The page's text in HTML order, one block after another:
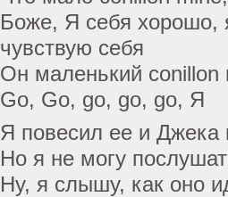
Боже, Я себя хорошо,
чувствую себя
Он маленький conillon
Go, Go, go, go, go, Я
Я повесил ее и Джека
Но я не могу
Ну, я слышу, как оно